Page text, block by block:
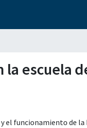
escuela
funcionamiento de la